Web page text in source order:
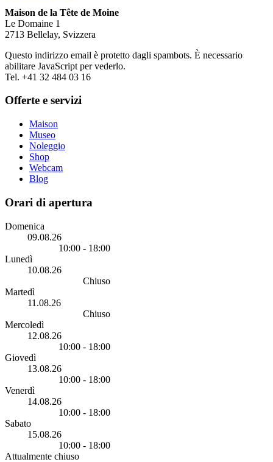
Maison de la Tête de Moine
Le Domaine 1
2713 Bellelay, Svizzera
Questo indirizzo email è protetto dagli spambots. È necessario
abilitare JavaScript per vederlo.
Tel. +41 32 484 03 16
Offerte e servizi
Maison
Museo
Noleggio
Shop
Webcam
Blog
Orari di apertura
Domenica
09.08.26
10:00 - 18:00
Lunedì
10.08.26
Chiuso
Martedì
11.08.26
Chiuso
Mercoledì
12.08.26
10:00 - 18:00
Giovedì
13.08.26
10:00 - 18:00
Venerdì
14.08.26
10:00 - 18:00
Sabato
15.08.26
10:00 - 18:00
Attualmente chiuso